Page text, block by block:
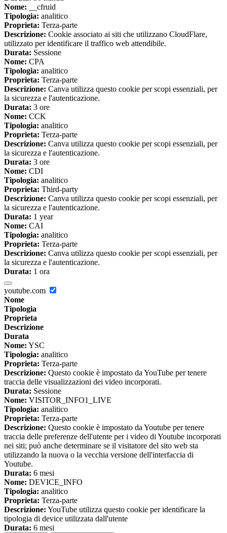
Nome: __cfruid
Tipologia: analitico
Proprieta: Terza-parte
Descrizione: Cookie associato ai siti che utilizzano CloudFlare,
utilizzato per identificare il traffico web attendibile.
Durata: Sessione
Nome: CPA
Tipologia: analitico
Proprieta: Terza-parte
Descrizione: Canva utilizza questo cookie per scopi essenziali, per
la sicurezza e l'autenticazione.
Durata: 3 ore
Nome: CCK
Tipologia: analitico
Proprieta: Terza-parte
Descrizione: Canva utilizza questo cookie per scopi essenziali, per
la sicurezza e l'autenticazione.
Durata: 3 ore
Nome: CDI
Tipologia: analitico
Proprieta: Third-party
Descrizione: Canva utilizza questo cookie per scopi essenziali, per
la sicurezza e l'autenticazione.
Durata: 1 year
Nome: CAI
Tipologia: analitico
Proprieta: Terza-parte
Descrizione: Canva utilizza questo cookie per scopi essenziali, per
la sicurezza e l'autenticazione.
Durata: 1 ora
youtube.com
Nome
Tipologia
Proprieta
Descrizione
Durata
Nome: YSC
Tipologia: analitico
Proprieta: Terza-parte
Descrizione: Questo cookie è impostato da YouTube per tenere
traccia delle visualizzazioni dei video incorporati.
Durata: Sessione
Nome: VISITOR_INFO1_LIVE
Tipologia: analitico
Proprieta: Terza-parte
Descrizione: Questo cookie è impostato da Youtube per tenere
traccia delle preferenze dell'utente per i video di Youtube incorporati
nei siti; può anche determinare se il visitatore del sito web sta
utilizzando la nuova o la vecchia versione dell'interfaccia di
Youtube.
Durata: 6 mesi
Nome: DEVICE_INFO
Tipologia: analitico
Proprieta: Terza-parte
Descrizione: YouTube utilizza questo cookie per identificare la
tipologia di device utilizzata dall'utente
Durata: 6 mesi